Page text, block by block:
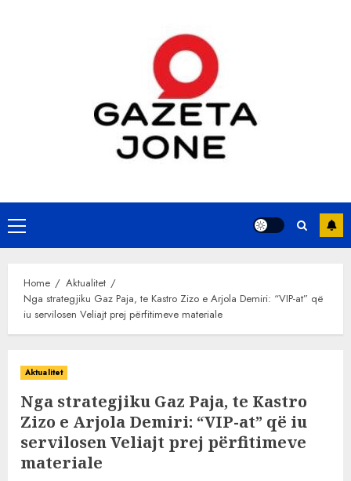
Primary
Menu
Home
Aktualitet
Nga strategjiku Gaz Paja, te Kastro Zizo e Arjola Demiri: “VIP-at” që
iu servilosen Veliajt prej përfitimeve materiale
Aktualitet
Nga strategjiku Gaz Paja, te Kastro
Zizo e Arjola Demiri: “VIP-at” që iu
servilosen Veliajt prej përfitimeve
materiale